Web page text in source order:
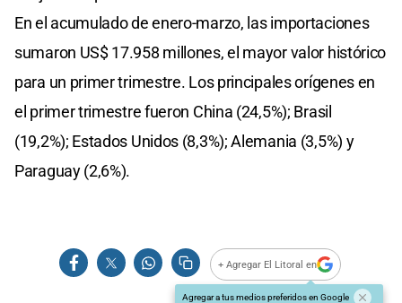
En el acumulado de enero-marzo, las importaciones
sumaron US$ 17.958 millones, el mayor valor histórico
para un primer trimestre. Los principales orígenes en
el primer trimestre fueron China (24,5%); Brasil
(19,2%); Estados Unidos (8,3%); Alemania (3,5%) y
Paraguay (2,6%).
+ Agregar El Litoral en
Agregar a tus medios preferidos en Google